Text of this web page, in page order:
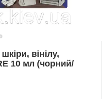
вінілу,
10 мл (чорний/